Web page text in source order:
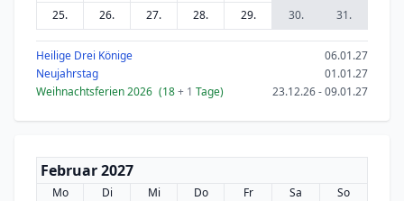
25.
26. 27. 28. 29. 30. 31.
Heilige Drei Könige
06.01.27
Neujahrstag
01.01.27
Weihnachtsferien 2026 (18+ 1 Tage) 23.12.26 - 09.01.27
Februar 2027
Mo Di Mi Do Fr Sa
So